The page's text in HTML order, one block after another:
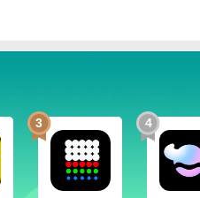
！每天你都是万众瞩目的
舞浪漫爱！
3 4